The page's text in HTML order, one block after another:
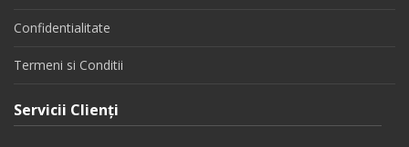
Confidentialitate
Termeni si Conditii
Servicii Clienţi